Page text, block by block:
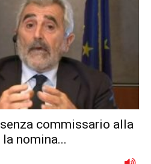
commissario alla
nomina...